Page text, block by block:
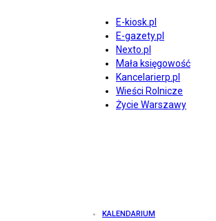
E-kiosk.pl
E-gazety.pl
Nexto.pl
Mała księgowość
Kancelarierp.pl
Wieści Rolnicze
Życie Warszawy
KALENDARIUM